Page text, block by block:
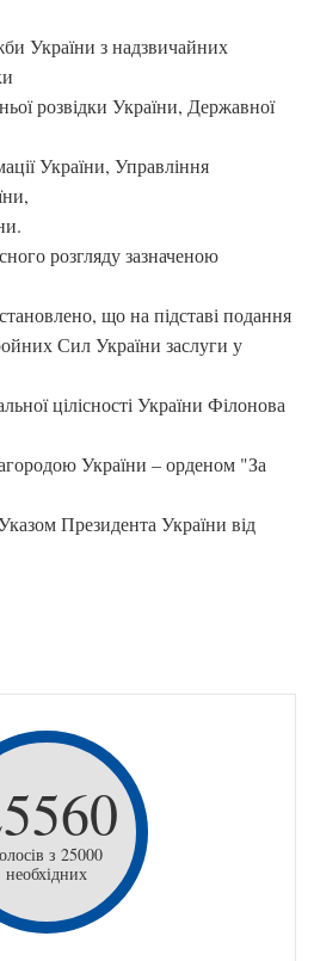
України з надзвичайних
розвідки України, Державної
України, Управління
розгляду зазначеною
що на підставі подання
Сил України заслуги у
цілісності України Філонова
України – орденом "За
Президента України від
з 25000
необхідних